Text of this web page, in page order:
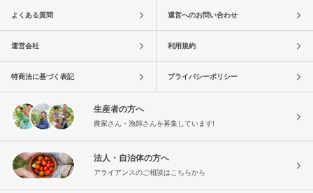
よくある質問 運営へのお問い合わせ
運営会社 利用規約
特商法に基づく表記 プライバシーポリシー
生産者の方へ
農家さん・漁師さんを募集しています!
法人・自治体の方へ
アライアンスのご相談はこちらから